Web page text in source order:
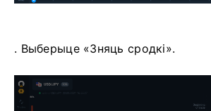
. Выберыце «Зняць сродкі».